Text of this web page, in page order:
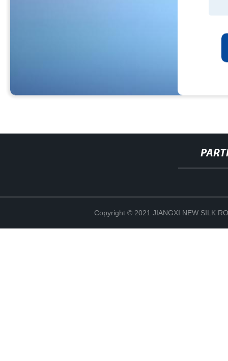
Copyright © 2021 JIANGXI NEW SILK